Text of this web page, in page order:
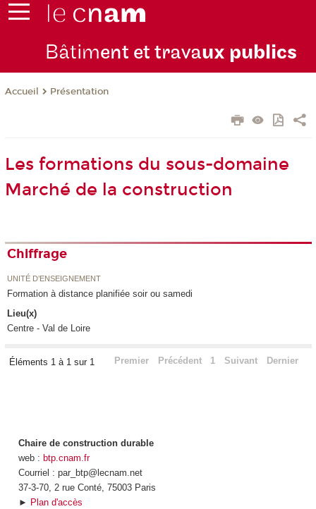
Bâtiment et travaux publics
Accueil Présentation
Les formations du sous-domaine
Marché de la construction
Chiffrage
UNITÉ D’ENSEIGNEMENT
Formation à distance planifiée soir ou samedi
Lieu(x)
Centre - Val de Loire
Éléments 1 à 1 sur 1 Premier Précédent 1 Suivant Dernier
Chaire de construction durable
web : btp.cnam.fr
Courriel : par_btp@lecnam.net
37-3-70, 2 rue Conté, 75003 Paris
► Plan d'accès